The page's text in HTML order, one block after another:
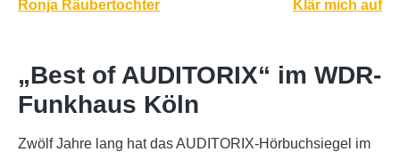
Beitragsnavigation
Ronja Räubertochter Klär mich auf
„Best of AUDITORIX“ im WDR-
Funkhaus Köln
Zwölf Jahre lang hat das AUDITORIX-Hörbuchsiegel im